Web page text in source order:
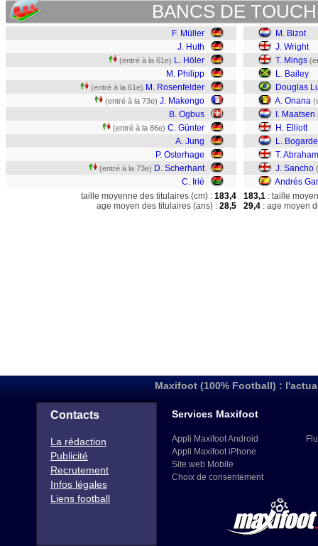
BANCS DE
F. Müller
J. Huth
(entré à la 61e) L. Höler
M. Philipp
(entré à la 61e) M. Rosenfelder
(entré à la 73e) J. Makengo
B. Ogbus
(entré à la 86e) C. Günter
A. Jung
P. Osterhage
(entré à la 73e) D. Scherhant
C. Irié
M. Bizot
J. Wright
T. Mings
L. Bailey
Douglas
A. Onana
I. Maatsen
H. Elliott
L. Bogarde
T. Abraham
J. Sancho
Andrés
taille moyenne des titulaires (cm) : 183,4
age moyen des titulaires (ans) : 28,5
183,1 : taille
29,4 : age moyen
Maxifoot (100% Football) :
Contacts
La rédaction
Publicité
Recrutement
Infos légales
Liens football
Services Maxifoot
Appli Maxifoot Android
Appli Maxifoot iPhone
Site web Mobile
Choix de consentement